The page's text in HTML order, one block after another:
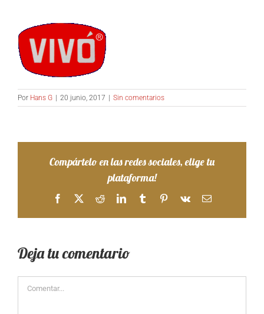
Por Hans G 20 junio, 2017 Sin comentarios
Compártelo en las redes sociales, elige tu
plataforma!
Facebook
X RedditLinkedInTumblrPinterest
Vk
Correo
Deja tu comentario